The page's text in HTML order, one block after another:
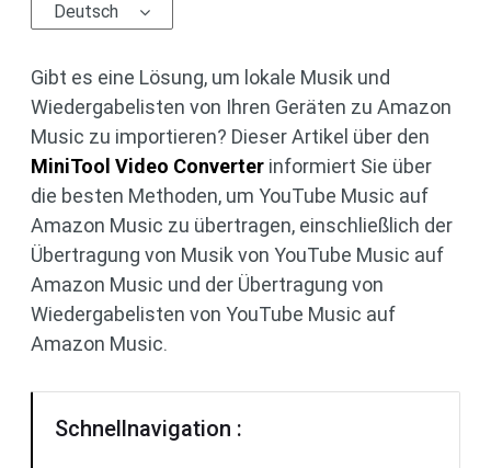
Deutsch
Gibt es eine Lösung, um lokale Musik und
Wiedergabelisten von Ihren Geräten zu Amazon
Music zu importieren? Dieser Artikel über den
MiniTool Video Converter informiert Sie über
die besten Methoden, um YouTube Music auf
Amazon Music zu übertragen, einschließlich der
Übertragung von Musik von YouTube Music auf
Amazon Music und der Übertragung von
Wiedergabelisten von YouTube Music auf
Amazon Music.
Schnellnavigation :